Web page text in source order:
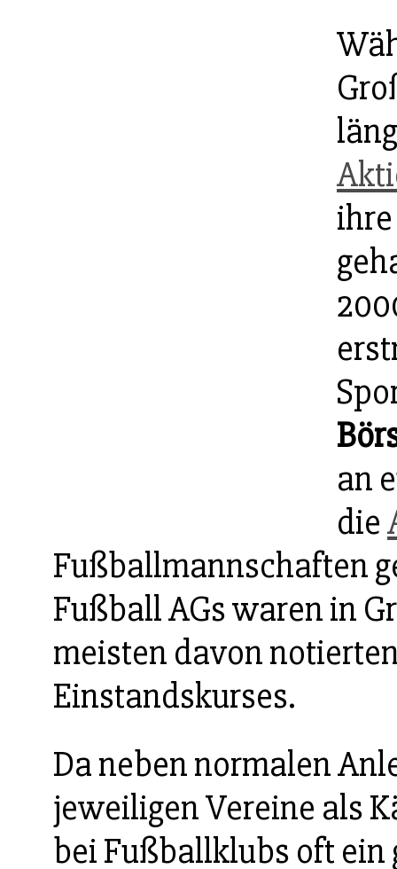
an
die
Fußballmannschaften
Fußball AGs waren in
meisten davon
Einstandskurses.
Da neben normalen
jeweiligen Vereine als
bei Fußballklubs oft ein